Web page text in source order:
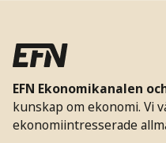
EFN Ekonomikanalen
kunskap om ekonomi. Vi
ekonomiintresserade